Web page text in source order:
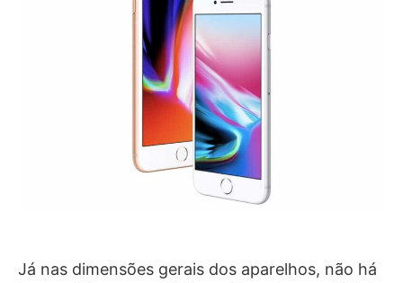
Já nas dimensões gerais dos aparelhos, não há